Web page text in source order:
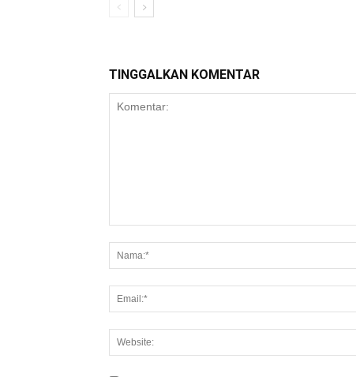
TINGGALKAN KOMENTAR